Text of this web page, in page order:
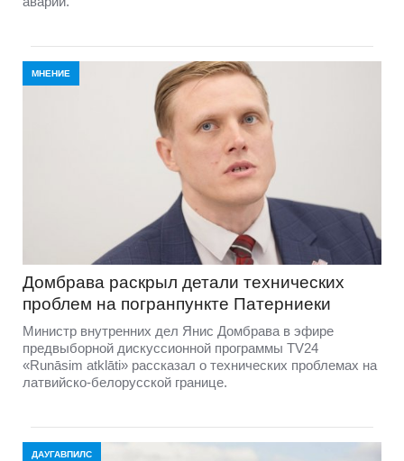
МНЕНИЕ
Домбравa раскрыл детали технических
проблем на погранпункте Патерниеки
Министр внутренних дел Янис Домбрава в эфире
предвыборной дискуссионной программы TV24
«Runāsim atklāti» рассказал о технических проблемах на
латвийско-белорусской границе.
ДАУГАВПИЛС